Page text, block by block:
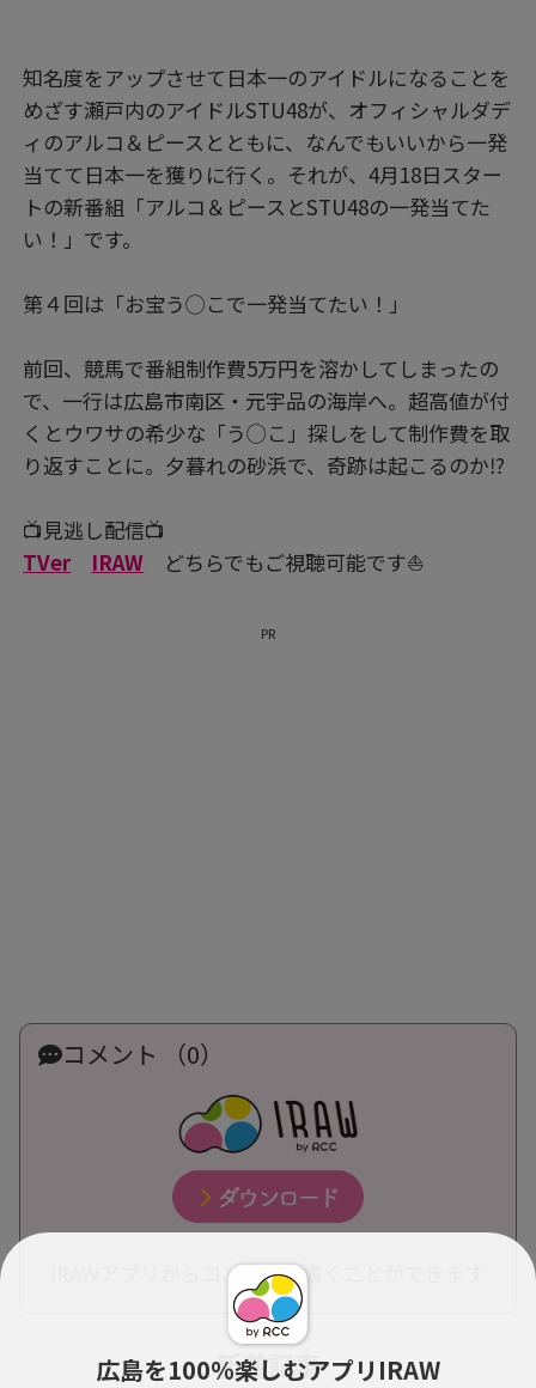
広島を100％楽しむアプリIRAW
知名度をアップさせて日本一のアイドルになることを
めざす瀬戸内のアイドルSTU48が、オフィシャルダデ
ィのアルコ＆ピースとともに、なんでもいいから一発
当てて日本一を獲りに行く。それが、4月18日スター
トの新番組「アルコ＆ピースとSTU48の一発当てた
い！」です。
第４回は「お宝う◯こで一発当てたい！」
前回、競馬で番組制作費5万円を溶かしてしまったの
で、一行は広島市南区・元宇品の海岸へ。超高値が付
くとウワサの希少な「う◯こ」探しをして制作費を取
り返すことに。夕暮れの砂浜で、奇跡は起こるのか⁉
📺見逃し配信📺
TVer
IRAW どちらでもご視聴可能です⛵
PR
コメント （0）
IRAWアプリからコメントを書くことができます
新着記事